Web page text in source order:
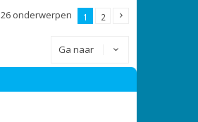
26 onderwerpen 1 2
Ga naar